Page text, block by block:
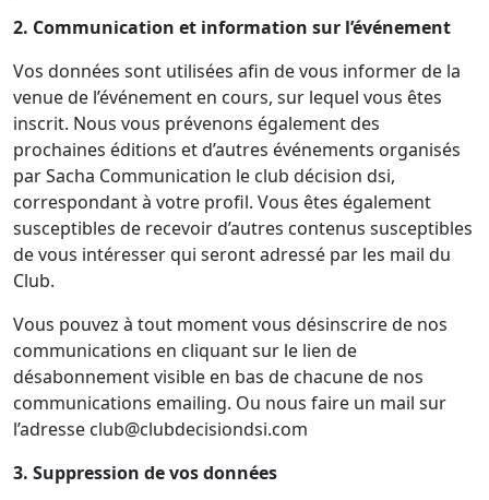
2. Communication et information sur l’événement
Vos données sont utilisées afin de vous informer de la
venue de l’événement en cours, sur lequel vous êtes
inscrit. Nous vous prévenons également des
prochaines éditions et d’autres événements organisés
par Sacha Communication le club décision dsi,
correspondant à votre profil. Vous êtes également
susceptibles de recevoir d’autres contenus susceptibles
de vous intéresser qui seront adressé par les mail du
Club.
Vous pouvez à tout moment vous désinscrire de nos
communications en cliquant sur le lien de
désabonnement visible en bas de chacune de nos
communications emailing. Ou nous faire un mail sur
l’adresse club@clubdecisiondsi.com
3. Suppression de vos données